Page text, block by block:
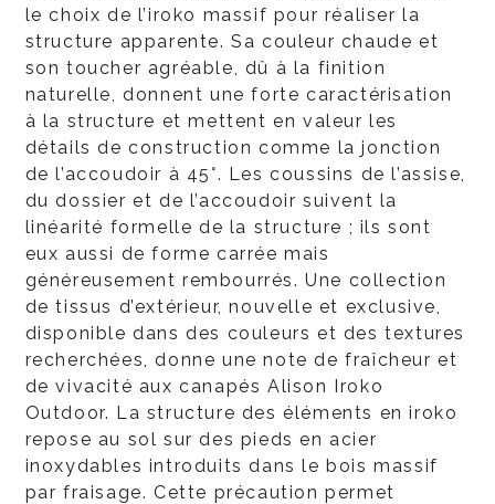
le choix de l’iroko massif pour réaliser la
structure apparente. Sa couleur chaude et
son toucher agréable, dû à la finition
naturelle, donnent une forte caractérisation
à la structure et mettent en valeur les
détails de construction comme la jonction
de l’accoudoir à 45°. Les coussins de l’assise,
du dossier et de l’accoudoir suivent la
linéarité formelle de la structure ; ils sont
eux aussi de forme carrée mais
généreusement rembourrés. Une collection
de tissus d’extérieur, nouvelle et exclusive,
disponible dans des couleurs et des textures
recherchées, donne une note de fraîcheur et
de vivacité aux canapés Alison Iroko
Outdoor. La structure des éléments en iroko
repose au sol sur des pieds en acier
inoxydables introduits dans le bois massif
par fraisage. Cette précaution permet